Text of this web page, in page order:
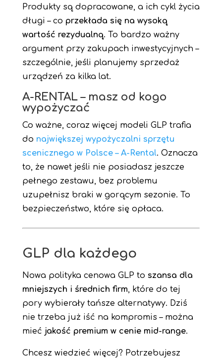
Produkty są dopracowane, a ich cykl życia
długi – co przekłada się na wysoką
wartość rezydualną. To bardzo ważny
argument przy zakupach inwestycyjnych –
szczególnie, jeśli planujemy sprzedaż
urządzeń za kilka lat.
A-RENTAL – masz od kogo
wypożyczać
Co ważne, coraz więcej modeli GLP trafia
do największej wypożyczalni sprzętu
scenicznego w Polsce – A-Rental. Oznacza
to, że nawet jeśli nie posiadasz jeszcze
pełnego zestawu, bez problemu
uzupełnisz braki w gorącym sezonie. To
bezpieczeństwo, które się opłaca.
GLP dla każdego
Nowa polityka cenowa GLP to szansa dla
mniejszych i średnich firm, które do tej
pory wybierały tańsze alternatywy. Dziś
nie trzeba już iść na kompromis – można
mieć jakość premium w cenie mid-range.
Chcesz wiedzieć więcej? Potrzebujesz